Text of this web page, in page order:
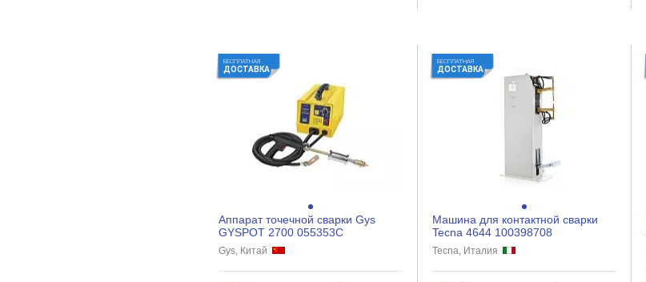
БЕСПЛАТНАЯ
ДОСТАВКА
Аппарат точечной сварки Gys
GYSPOT 2700 055353C
Gys, Китай
БЕСПЛАТНАЯ
ДОСТАВКА
Машина для контактной сварки
Tecna 4644 100398708
Tecna, Италия